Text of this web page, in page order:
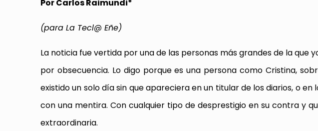
Por Carlos Raimundi*
(para La Tecl@ Eñe)
La noticia fue vertida por una de las personas más grandes de la que
por obsecuencia. Lo digo porque es una persona como Cristina,
existido un solo día sin que apareciera en un titular de los diarios, o
con una mentira. Con cualquier tipo de desprestigio en su contra y
extraordinaria.